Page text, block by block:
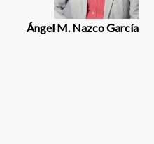
Ángel M. Nazco García